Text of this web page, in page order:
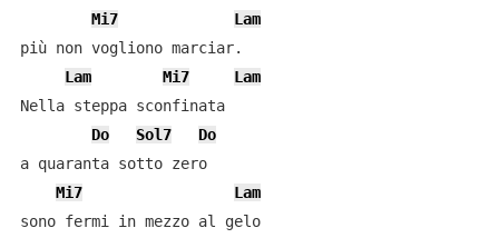
Mi7
Lam
più non vogliono marciar.
Lam
Mi7
Lam
Nella steppa sconfinata
Do
Sol7
Do
a quaranta sotto zero
Mi7
Lam
sono fermi in mezzo al gelo